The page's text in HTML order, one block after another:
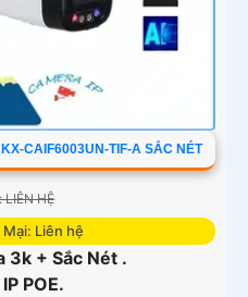
CAIF6003UN-TIF-A SẮC NÉT
LIÊN HỆ
Liên hệ
3k + Sắc Nét .
IP POE.